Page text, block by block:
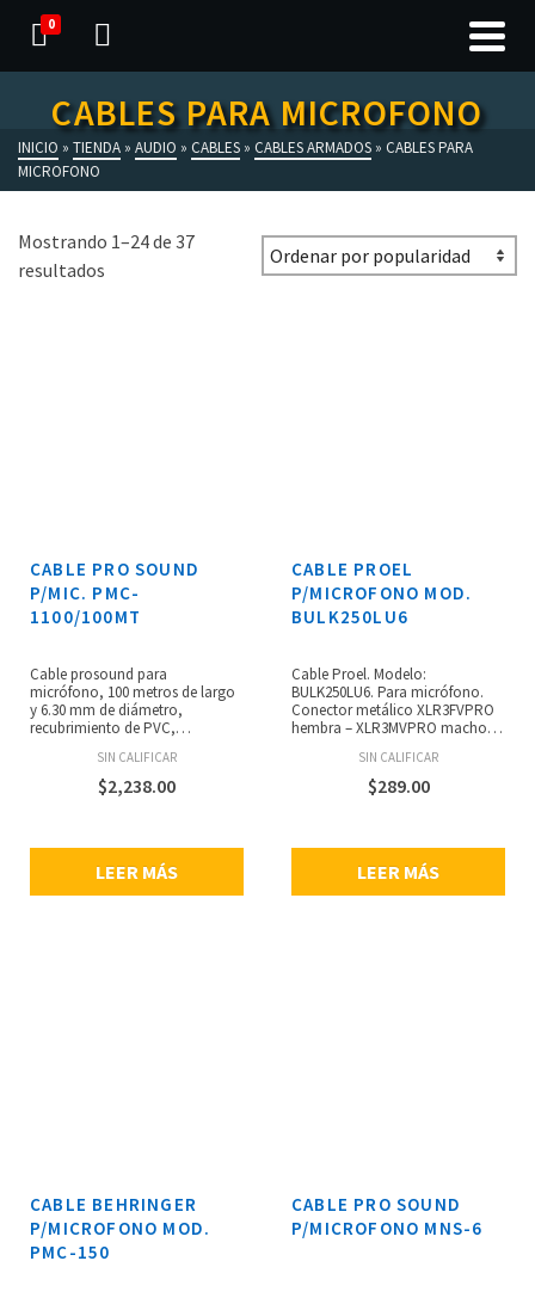
0
CABLES PARA MICROFONO
INICIO » TIENDA » AUDIO » CABLES » CABLES ARMADOS » CABLES PARA
MICROFONO
Mostrando 1–24 de 37
resultados
CABLE PRO SOUND
P/MIC. PMC-
1100/100MT
Cable prosound para
micrófono, 100 metros de largo
y 6.30 mm de diámetro,
recubrimiento de PVC,
desnudo, 2 conductores
trenzados conrelleno de
SIN CALIFICAR
$2,238.00
LEER MÁS
CABLE PROEL
P/MICROFONO MOD.
BULK250LU6
Cable Proel. Modelo:
BULK250LU6. Para micrófono.
Conector metálico XLR3FVPRO
hembra – XLR3MVPRO macho.
SIN CALIFICAR
$289.00
LEER MÁS
CABLE BEHRINGER
P/MICROFONO MOD.
PMC-150
CABLE PRO SOUND
P/MICROFONO MNS-6